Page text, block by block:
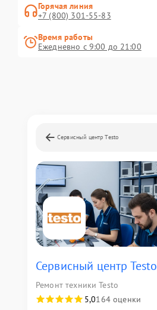
Горячая линия
+7 (800) 301-55-83
Время работы
Ежедневно с 9:00 до 21:00
Сервисный центр Testo
Сервисный центр Testo
Ремонт техники Testo
5,0164 оценки